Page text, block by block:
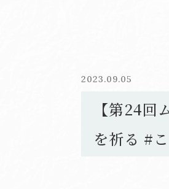
2023.09.05
【第24
を祈る #